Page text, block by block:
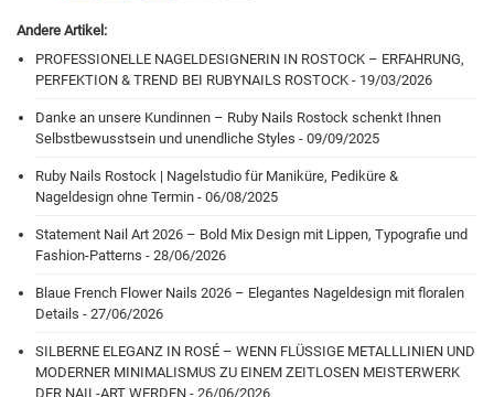
Andere Artikel:
PROFESSIONELLE NAGELDESIGNERIN IN ROSTOCK – ERFAHRUNG,
PERFEKTION & TREND BEI RUBYNAILS ROSTOCK - 19/03/2026
Danke an unsere Kundinnen – Ruby Nails Rostock schenkt Ihnen
Selbstbewusstsein und unendliche Styles - 09/09/2025
Ruby Nails Rostock | Nagelstudio für Maniküre, Pediküre &
Nageldesign ohne Termin - 06/08/2025
Statement Nail Art 2026 – Bold Mix Design mit Lippen, Typografie und
Fashion-Patterns - 28/06/2026
Blaue French Flower Nails 2026 – Elegantes Nageldesign mit floralen
Details - 27/06/2026
SILBERNE ELEGANZ IN ROSÉ – WENN FLÜSSIGE METALLLINIEN UND
MODERNER MINIMALISMUS ZU EINEM ZEITLOSEN MEISTERWERK
DER NAIL-ART WERDEN - 26/06/2026